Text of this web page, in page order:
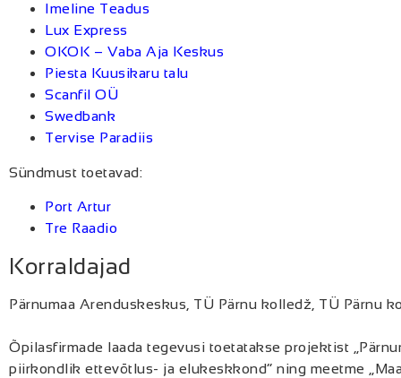
Imeline Teadus
Lux Express
OKOK – Vaba Aja Keskus
Piesta Kuusikaru talu
Scanfil OÜ
Swedbank
Tervise Paradiis
Sündmust toetavad:
Port Artur
Tre Raadio
Korraldajad
Pärnumaa Arenduskeskus, TÜ Pärnu kolledž, TÜ Pärnu
Õpilasfirmade laada tegevusi toetatakse projektist
piirkondlik ettevõtlus- ja elukeskkond” ning meetme